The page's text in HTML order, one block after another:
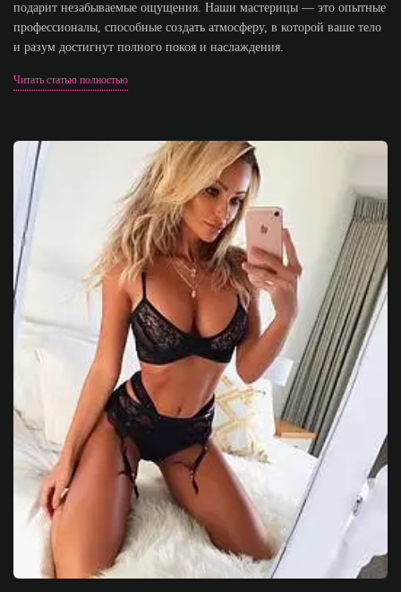
подарит незабываемые ощущения. Наши мастерицы — это опытные
профессионалы, способные создать атмосферу, в которой ваше тело
и разум достигнут полного покоя и наслаждения.
Читать статью полностью